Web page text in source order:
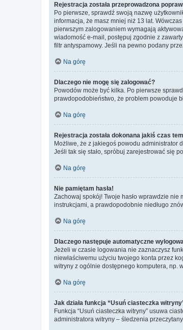
Rejestracja została przeprowadzona
Po pierwsze, sprawdź swoją nazwę
informacja, że masz mniej niż 13 lat.
pierwszym zalogowaniem wymagają
wiadomość e-mail, postępuj zgodnie z
filtr antyspamowy. Jeśli na pewno podany
Na górę
Dlaczego nie mogę się zalogować?
Powodów może być kilka. Po pierwsze
prawdopodobieństwo, że problem powoduje
Na górę
Rejestracja została dokonana jakiś czas
Możliwe, że z jakiegoś powodu administrator
Jeśli tak się stało, spróbuj zarejestrować się
Na górę
Nie pamiętam hasła!
Zachowaj spokój! Twoje hasło wprawdzie
instrukcjami, a prawdopodobnie niedługo
Na górę
Dlaczego następuje automatyczne
Jeżeli w czasie logowania nie zaznaczysz
niewłaściwemu użyciu twojego konta przez
witryny z ogólnie dostępnego komputera, np.
Na górę
Jak działa funkcja “Usuń ciasteczka
Funkcja “Usuń ciasteczka witryny” usuwa
administratora witryny – śledzenia